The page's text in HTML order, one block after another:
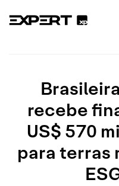
recebe
US$ 570
para terras